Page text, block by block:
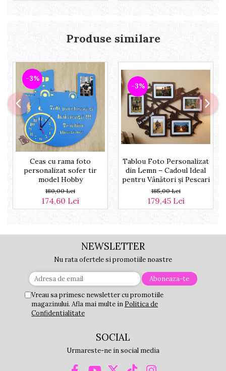
Produse similare
-3%
Ceas cu rama foto
personalizat sofer tir
model Hobby
180,00 Lei
174,60 Lei
-3%
Tablou Foto Personalizat
din Lemn – Cadoul Ideal
pentru Vânători și Pescari
185,00 Lei
179,45 Lei
NEWSLETTER
Nu rata ofertele si promotiile noastre
Vreau sa primesc newsletter cu promotiile
magazinului. Afla mai multe in Politica de
Confidentialitate
SOCIAL
Urmareste-ne in social media